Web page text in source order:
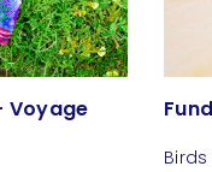
Voyage
Birds